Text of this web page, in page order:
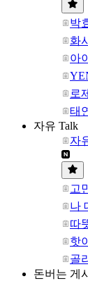
박
화
아
로제
태
자유 Talk
자
고
나
따
핫
골
돈버는 게